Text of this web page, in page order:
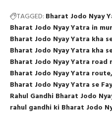
TAGGED: Bharat Jodo Nyay
Bharat Jodo Nyay Yatra in
Bharat Jodo Nyay Yatra kha
Bharat Jodo Nyay Yatra kha
Bharat Jodo Nyay Yatra road
Bharat Jodo Nyay Yatra route
Bharat Jodo Nyay Yatra se
Rahul Gandhi Bharat Jodo
rahul gandhi ki Bharat Jodo